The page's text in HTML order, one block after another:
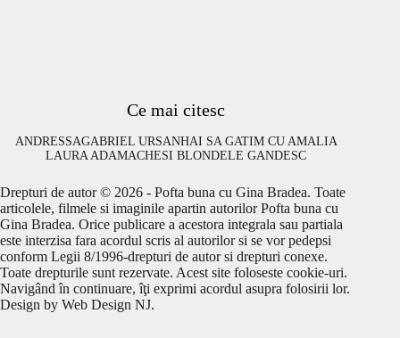
Ce mai citesc
ANDRESSAGABRIEL URSANHAI SA GATIM CU AMALIA
LAURA ADAMACHESI BLONDELE GANDESC
Drepturi de autor © 2026 - Pofta buna cu Gina Bradea. Toate
articolele, filmele si imaginile apartin autorilor Pofta buna cu
Gina Bradea. Orice publicare a acestora integrala sau partiala
este interzisa fara acordul scris al autorilor si se vor pedepsi
conform Legii 8/1996-drepturi de autor si drepturi conexe.
Toate drepturile sunt rezervate. Acest site foloseste cookie-uri.
Navigând în continuare, îţi exprimi acordul asupra folosirii lor.
Design by Web Design NJ.